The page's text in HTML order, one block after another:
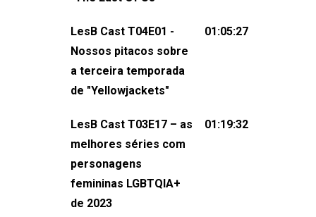
sociais:Twitter: ⁠⁠⁠⁠@lesbout_br⁠⁠⁠⁠ Instagram:
do LesB Cast:Apresentação de
Karolen Passos
(⁠⁠⁠⁠⁠⁠@KarolenPassos⁠⁠⁠⁠⁠⁠)Participação de
Pollyelly FlorêncioEdição de Naiady
Machado
LesB Cast T04E01 -
Nossos pitacos sobre
a terceira temporada
de "Yellowjackets"
01:05:27
LesB Cast T03E17 – as
melhores séries com
personagens
femininas LGBTQIA+
de 2023
01:19:32